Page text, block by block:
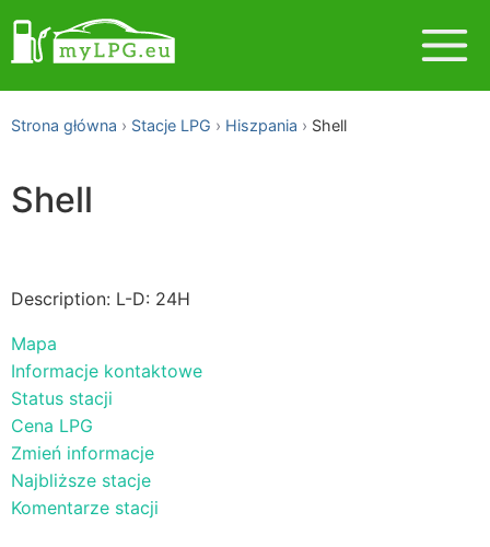
Strona główna Stacje LPG Hiszpania Shell
Shell
Description: L-D: 24H
Mapa
Informacje kontaktowe
Status stacji
Cena LPG
Zmień informacje
Najbliższe stacje
Komentarze stacji